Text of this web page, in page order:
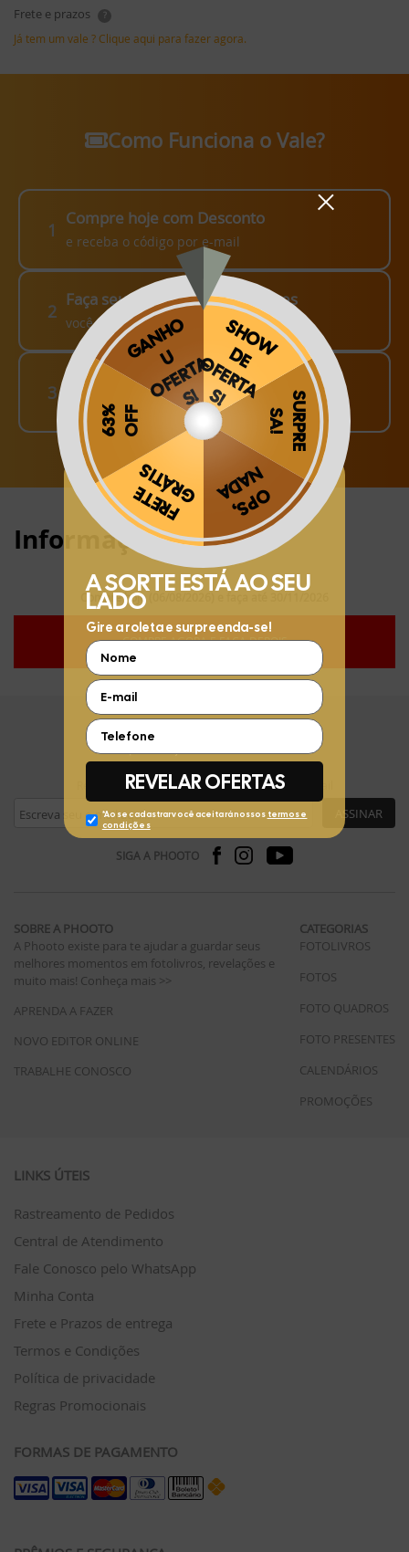
Frete e prazos ?
Já tem um vale ? Clique aqui para fazer agora.
Como Funciona o Vale?
1
Compre hoje com Desconto
e receba o código por e-mail
2
Faça seu pedido em até 3 meses
você escolhe como fazer!
3
Finalize o seu Pedido!
pague o Frete e receba em sua casa
Informações:
Compre hoje (06/08/2026) e faça até 30/11/2026
COMPRE AGORA E FAÇA DEPOIS
Receba ofertas exclusivas da Phooto no seu e-mail
ASSINAR
Obrigado por se cadastrar na
Aproveite e receba as novidades e ofertas exclusivas da
SIGA A PHOOTO
SOBRE A PHOOTO
A Phooto existe para te ajudar a guardar seus
melhores momentos em fotolivros, revelações e
muito mais! Conheça mais >>
APRENDA A FAZER
NOVO EDITOR ONLINE
TRABALHE CONOSCO
CATEGORIAS
FOTOLIVROS
FOTOS
FOTO QUADROS
FOTO PRESENTES
CALENDÁRIOS
PROMOÇÕES
LINKS ÚTEIS
Rastreamento de Pedidos
Central de Atendimento
Fale Conosco pelo WhatsApp
Minha Conta
Frete e Prazos de entrega
Termos e Condições
Política de privacidade
Regras Promocionais
FORMAS DE PAGAMENTO